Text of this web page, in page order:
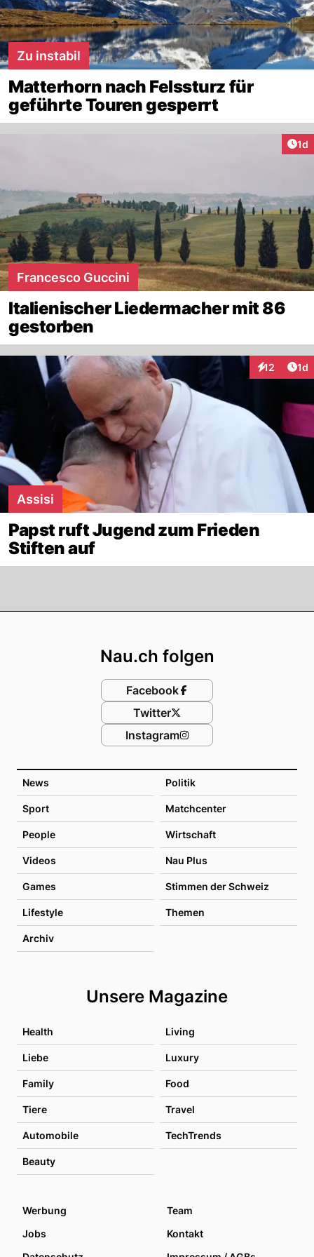
Zu instabil
Matterhorn nach Felssturz für
geführte Touren gesperrt
1d
Francesco Guccini
Italienischer Liedermacher mit 86
gestorben
12 1d
Assisi
Papst ruft Jugend zum Frieden
Stiften auf
News Politik
Sport Matchcenter
People Wirtschaft
Videos Nau Plus
Games Stimmen der Schweiz
Lifestyle Themen
Archiv
Unsere Magazine
Health Living
Liebe Luxury
Family Food
Tiere Travel
Automobile TechTrends
Beauty
Nau.ch folgen
Facebook
Twitter
Instagram
Werbung
Team
Jobs
Kontakt